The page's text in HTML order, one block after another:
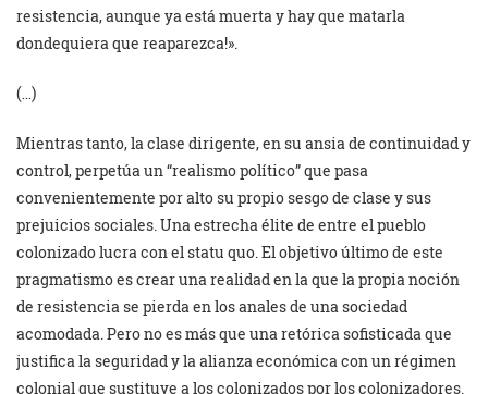
resistencia, aunque ya está muerta y hay que matarla
dondequiera que reaparezca!».
(…)
Mientras tanto, la clase dirigente, en su ansia de continuidad y
control, perpetúa un “realismo político” que pasa
convenientemente por alto su propio sesgo de clase y sus
prejuicios sociales. Una estrecha élite de entre el pueblo
colonizado lucra con el statu quo. El objetivo último de este
pragmatismo es crear una realidad en la que la propia noción
de resistencia se pierda en los anales de una sociedad
acomodada. Pero no es más que una retórica sofisticada que
justifica la seguridad y la alianza económica con un régimen
colonial que sustituye a los colonizados por los colonizadores.